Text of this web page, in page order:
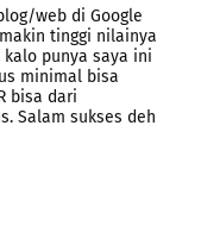
web di Google
tinggi nilainya
kalo punya saya ini
minimal bisa
bisa dari
Salam sukses deh